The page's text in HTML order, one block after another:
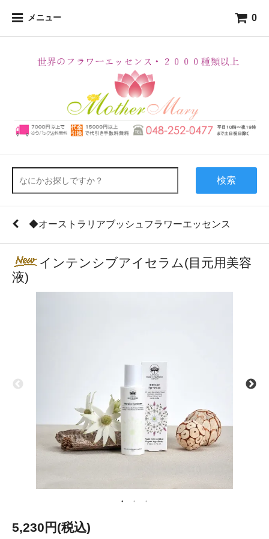
メニュー 0
検索
◆オーストラリアブッシュフラワーエッセンス
インテンシブアイセラム(目元用美容
液)
5,230円(税込)